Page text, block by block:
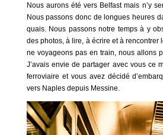
Nous aurons été vers Belfast mais n’y
Nous passons donc de longues heures
quais. Nous passons notre temps à y
des photos, à lire, à écrire et à rencontrer
ne voyageons pas en train, nous allons
J’avais envie de partager avec vous ce
ferroviaire et vous avez décidé
vers Naples depuis Messine.